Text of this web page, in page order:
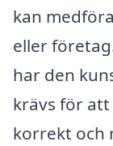
kan
eller
har den
krävs för
korrekt och